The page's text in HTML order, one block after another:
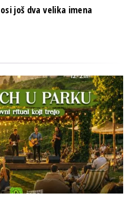
još dva velika imena